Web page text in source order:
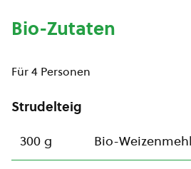
Bio-Zutaten
Für 4 Personen
Strudelteig
300 g
Bio-